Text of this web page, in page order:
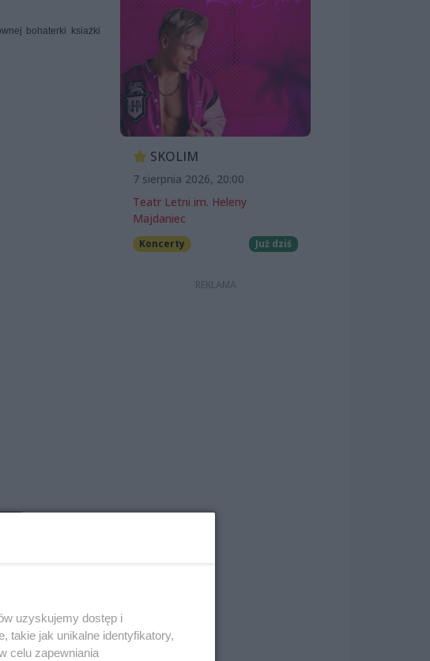
bohaterki ksiażki
SKOLIM
7 sierpnia 2026, 20:00
Teatr Letni im. Heleny
Majdaniec
Koncerty Już dziś
uzyskujemy dostęp i
takie jak unikalne identyfikatory,
celu zapewniania